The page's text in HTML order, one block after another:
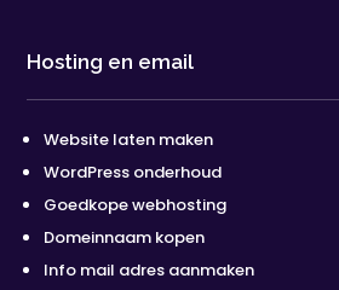
Hosting en email
Website laten maken
WordPress onderhoud
Goedkope webhosting
Domeinnaam kopen
Info mail adres aanmaken